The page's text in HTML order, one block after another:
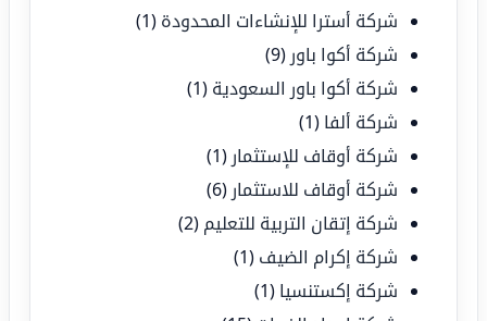
شركة أسترا للإنشاءات المحدودة (1)
شركة أكوا باور (9)
شركة أكوا باور السعودية (1)
شركة ألفا (1)
شركة أوقاف للإستثمار (1)
شركة أوقاف للاستثمار (6)
شركة إتقان التربية للتعليم (2)
شركة إكرام الضيف (1)
شركة إكستنسيا (1)